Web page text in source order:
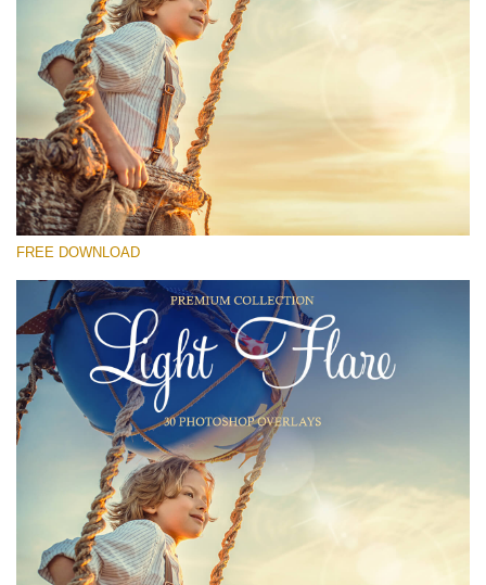
โปรดเลือก
Free Photoshop Overlay #19
Small 800*533px
Light Flare
(30 Overlays)
Fairy Tale (344 Overlays)
Large 6000*4000px
Entire Collection
(1783 Overlays)
Large 6000*4000px
ดาวน์โหลดฟรี
FREE DOWNLOAD